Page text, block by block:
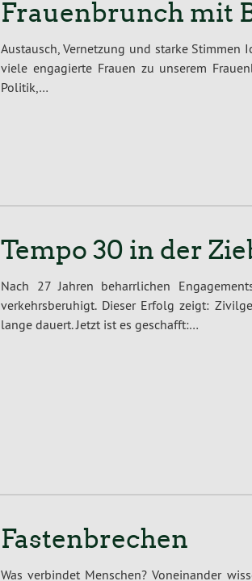
Frauenbrunch mit
Austausch, Vernetzung und starke Stimmen
viele engagierte Frauen zu unserem
Politik,…
Tempo 30 in der
Nach 27 Jahren beharrlichen
verkehrsberuhigt. Dieser Erfolg zeigt:
lange dauert. Jetzt ist es geschafft:…
Fastenbrechen
Was verbindet Menschen? Voneinander